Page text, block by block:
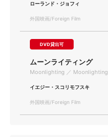
ローランド・ジョフィ
外国映画/Foreign Film
DVD貸出可
ムーンライティング
Moonlighting ／ Moonlighting
イエジー・スコリモフスキ
外国映画/Foreign Film